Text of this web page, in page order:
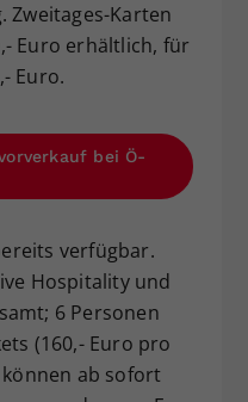
Zweitages-Karten
Euro erhältlich, für
Euro.
bei Ö-
verfügbar.
Hospitality und
6 Personen
(160,- Euro pro
ab sofort